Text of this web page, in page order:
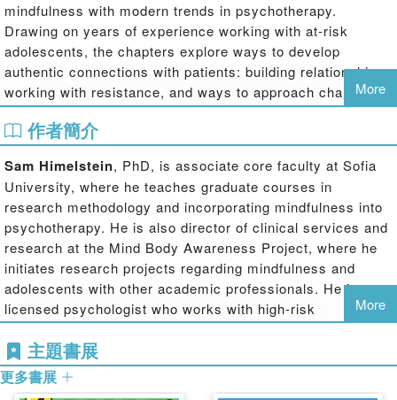
mindfulness with modern trends in psychotherapy.
Drawing on years of experience working with at-risk
adolescents, the chapters explore ways to develop
authentic connections with patients: building relationships,
working with resistance, and ways to approach change
using mindfulness-based techniques. Real-life interactions
and illustrations are used to show how a mindfulness-
in individual and group settings, and the book also
provides practical suggestions designed for immediate
implementation.A Mindfulness-Based Approach to
Working With High-Risk Adolescents is a must for any
mental health professional interested in using mindfulness
and other contemplative practices with at-risk youth.
More
作者簡介
Sam Himelstein, PhD, is associate core faculty at Sofia
University, where he teaches graduate courses in
research methodology and incorporating mindfulness into
psychotherapy. He is also director of clinical services and
research at the Mind Body Awareness Project, where he
initiates research projects regarding mindfulness and
adolescents with other academic professionals. He is a
licensed psychologist who works with high-risk
adolescents in individual, group, and family therapy. In
addition, Himelstein is the executive director of Engaging
the Moment, a continuing-education business that trains
clinicians in how to approach adolescents with
More
主題書展
更多書展